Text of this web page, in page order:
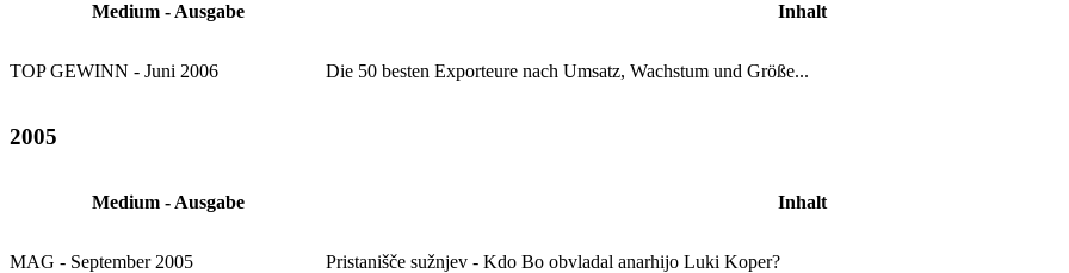
Medium - Ausgabe Inhalt
TOP GEWINN - Juni 2006 Die 50 besten Exporteure nach Umsatz, Wachstum und Größe...
2005
Medium - Ausgabe Inhalt
MAG - September 2005 Pristanišče sužnjev - Kdo Bo obvladal anarhijo Luki Koper?